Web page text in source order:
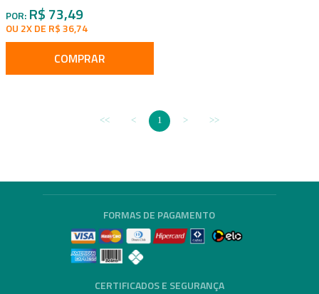
POR: R$ 73,49
OU 2X DE R$ 36,74
COMPRAR
1
FORMAS DE PAGAMENTO
CERTIFICADOS E SEGURANÇA